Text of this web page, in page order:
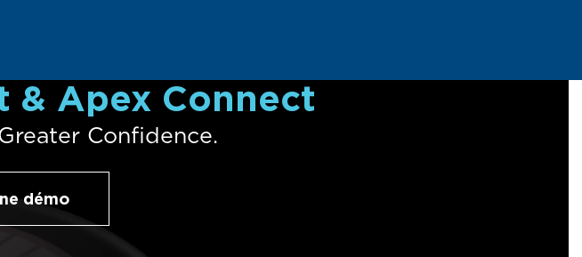
& Apex Connect
Confidence.
démo